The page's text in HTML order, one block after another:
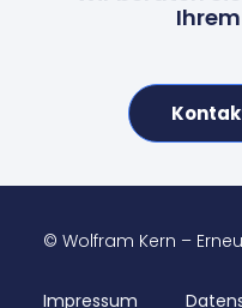
© Wolfram Kern –
Impressum